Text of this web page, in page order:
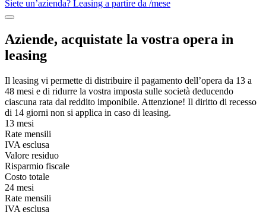
Siete un’azienda? Leasing a partire da /mese
Aziende, acquistate la vostra opera in
leasing
Il leasing vi permette di distribuire il pagamento dell’opera da 13 a
48 mesi e di ridurre la vostra imposta sulle società deducendo
ciascuna rata dal reddito imponibile. Attenzione! Il diritto di recesso
di 14 giorni non si applica in caso di leasing.
13 mesi
Rate mensili
IVA esclusa
Valore residuo
Risparmio fiscale
Costo totale
24 mesi
Rate mensili
IVA esclusa